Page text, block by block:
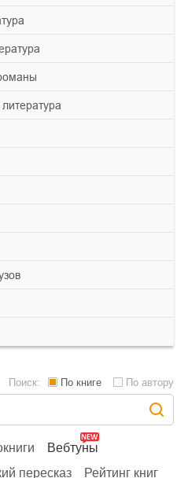
Вебтуны
пересказ Рейтинг книг
Поиск: По книге По автору